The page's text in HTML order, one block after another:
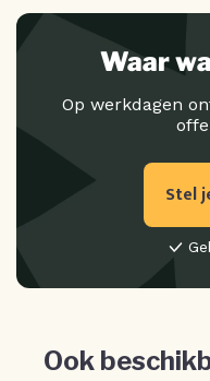
Waar
Op werkdagen
Stel
Ook